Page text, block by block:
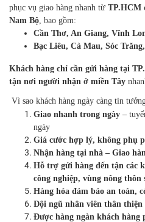
phục vụ giao hàng nhanh từ TP.HCM
Nam Bộ , bao gồm:
Cần Thơ, An Giang, Vĩnh
Bạc Liêu, Cà Mau, Sóc
Khách hàng chỉ cần gửi hàng tại
tận nơi người nhận ở miền Tây
Vì sao khách hàng ngày càng tin
Giao nhanh trong ngày –
ngày
Giá cước hợp lý, không phụ
Nhận hàng tại nhà – Giao
Hỗ trợ gửi hàng đến tận các
công nghiệp, vùng nông thôn
Hàng hóa đảm bảo an toàn,
Đội ngũ nhân viên thân
Được hàng ngàn khách hàng